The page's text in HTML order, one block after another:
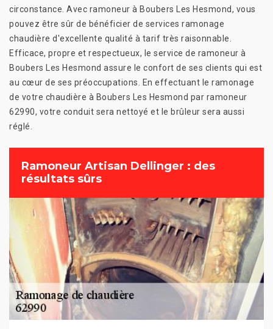
circonstance. Avec ramoneur à Boubers Les Hesmond, vous
pouvez être sûr de bénéficier de services ramonage
chaudière d'excellente qualité à tarif très raisonnable.
Efficace, propre et respectueux, le service de ramoneur à
Boubers Les Hesmond assure le confort de ses clients qui est
au cœur de ses préoccupations. En effectuant le ramonage
de votre chaudière à Boubers Les Hesmond par ramoneur
62990, votre conduit sera nettoyé et le brûleur sera aussi
réglé.
Ramoneur Artisan Dellinger : des
résultats sûrs